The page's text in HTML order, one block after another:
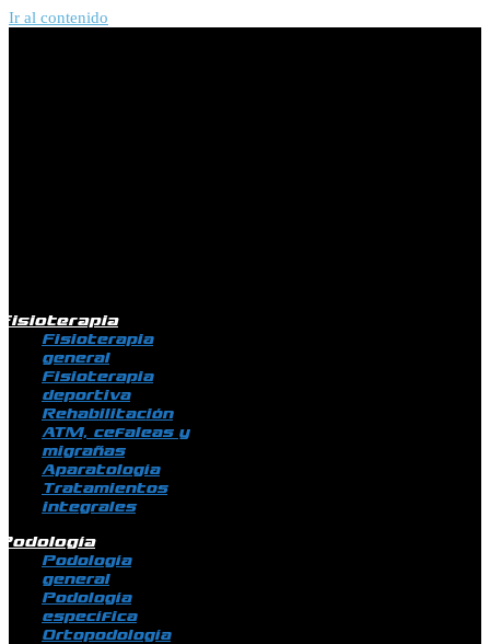
Ir al contenido
Fisioterapia
general
Fisioterapia
deportiva
Rehabilitación
ATM, cefaleas y
migrañas
Aparatología
Tratamientos
integrales
Podología
general
Podología
específica
Ortopodología